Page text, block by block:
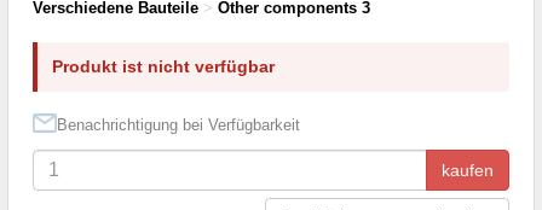
Verschiedene Bauteile > Other components 3
Produkt ist nicht verfügbar
Benachrichtigung bei Verfügbarkeit
kaufen